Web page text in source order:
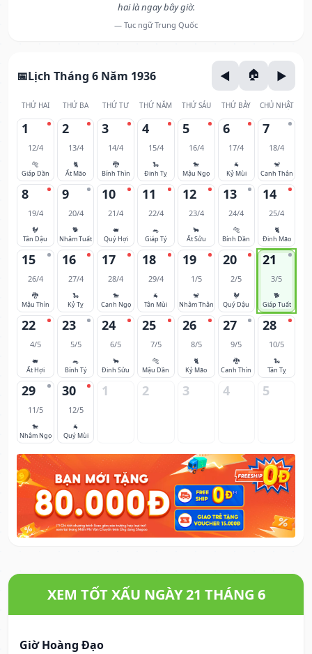
hai là ngay bây giờ.
— Tục ngữ Trung Quốc
Lịch Tháng 6 Năm 1936
THỨ HAI THỨ BA THỨ TƯ THỨ NĂM THỨ SÁU THỨ BẢY CHỦ NHẬT
1
12/4
🐅
Giáp Dần
2
13/4
🐈
Ất Mão
3
14/4
🐉
Bính Thìn
4
15/4
🐍
Đinh Tỵ
5
16/4
🐎
Mậu Ngọ
6
17/4
🐐
Kỷ Mùi
7
18/4
🐒
Canh Thân
8
19/4
🐓
Tân Dậu
9
20/4
🐕
Nhâm Tuất
10
21/4
🐖
Quý Hợi
11
22/4
🐀
Giáp Tý
12
23/4
🐂
Ất Sửu
13
24/4
🐅
Bính Dần
14
25/4
🐈
Đinh Mão
15
26/4
🐉
Mậu Thìn
16
27/4
🐍
Kỷ Tỵ
17
28/4
🐎
Canh Ngọ
18
29/4
🐐
Tân Mùi
19
1/5
🐒
Nhâm Thân
20
2/5
🐓
Quý Dậu
21
3/5
🐕
Giáp Tuất
22
4/5
🐖
Ất Hợi
23
5/5
🐀
Bính Tý
24
6/5
🐂
Đinh Sửu
25
7/5
🐅
Mậu Dần
26
8/5
🐈
Kỷ Mão
27
9/5
🐉
Canh Thìn
28
10/5
🐍
Tân Tỵ
29
11/5
🐎
Nhâm Ngọ
30
12/5
🐐
Quý Mùi
1 2 3 4 5
XEM TỐT XẤU NGÀY 21 THÁNG 6
Giờ Hoàng Đạo